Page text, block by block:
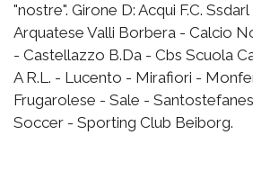
"nostre". Girone D: Acqui F.C.
Arquatese Valli Borbera - Calcio
- Castellazzo B.Da - Cbs Scuola
A R.L. - Lucento - Mirafiori -
Frugarolese - Sale -
Soccer - Sporting Club Beiborg.